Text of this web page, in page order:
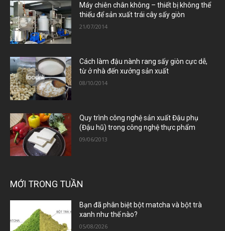
Máy chiên chân không – thiết bị không thể
thiếu để sản xuất trái cây sấy giòn
21/07/2014
Cách làm đậu nành rang sấy giòn cực dễ,
từ ở nhà đến xưởng sản xuất
08/10/2014
Quy trình công nghệ sản xuất Đậu phụ
(Đậu hũ) trong công nghệ thực phẩm
09/06/2013
MỚI TRONG TUẦN
Bạn đã phân biệt bột matcha và bột trà
xanh như thế nào?
05/08/2026